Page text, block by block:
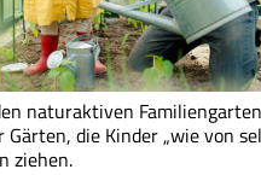
naturaktiven
die Kinder „wie von
ziehen.